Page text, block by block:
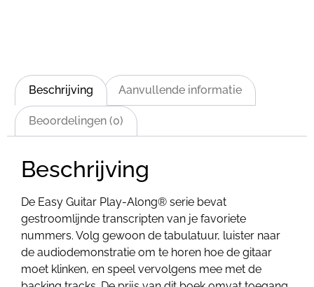
Beschrijving Aanvullende informatie
Beoordelingen (0)
Beschrijving
De Easy Guitar Play-Along® serie bevat
gestroomlijnde transcripten van je favoriete
nummers. Volg gewoon de tabulatuur, luister naar
de audiodemonstratie om te horen hoe de gitaar
moet klinken, en speel vervolgens mee met de